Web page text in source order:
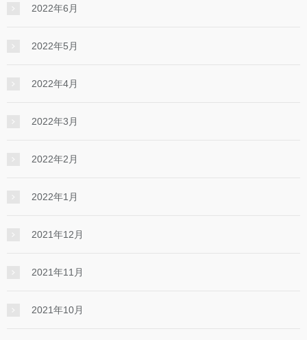
2022年6月
2022年5月
2022年4月
2022年3月
2022年2月
2022年1月
2021年12月
2021年11月
2021年10月